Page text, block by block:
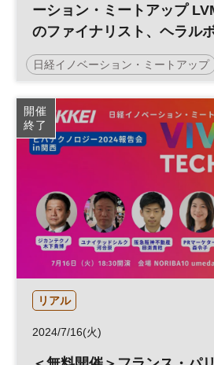
ーション・ミートアップ
のファイナリスト、ヘラル
講演 インパクトスタートア
マーケットへの展開 藤本あ
アレックス氏ら登壇
日経イノベーション・ミートアップ
ビバテクノロジー イノベーショ
テクノロジー スタートアップ
パリ
オープンイノベーション 平日夜
開催
終了
リアル
2024/7/16(火)